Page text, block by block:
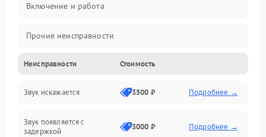
Включение и работа
Прочие неисправности
Управление и электроника
Клавиатура
Подключения и интерфейсы
Неисправности Стоимость
Звук искажается 3500 ₽ Подробнее →
Звук появляется с
задержкой
3000 ₽ Подробнее →